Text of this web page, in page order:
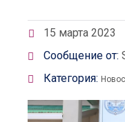
15 марта 2023
Сообщение от:
Категория: